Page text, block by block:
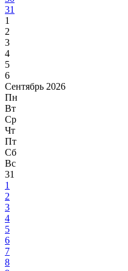
31
1
2
3
4
5
6
Сентябрь 2026
Пн
Вт
Ср
Чт
Пт
Сб
Вс
31
1
2
3
4
5
6
7
8